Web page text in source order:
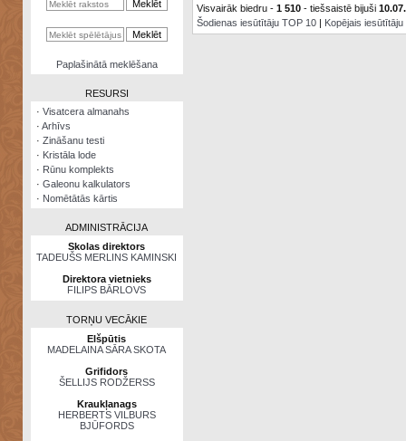
kalkulators
NomētātāsPaplašinātā meklēšana
RESURSI
· Visatcera almanahs
· Arhīvs
· Zināšanu testi
· Kristāla lode
· Rūnu komplekts
· Galeonu kalkulators
· Nomētātās kārtis
ADMINISTRĀCIJA
Skolas direktors
TADEUŠS MERLINS KAMINSKI
Direktora vietnieks
FILIPS BĀRLOVS
TORŅU VECĀKIE
Elšpūtis
MADELAINA SĀRA SKOTA
Grifidors
ŠELLIJS RODŽERSS
Kraukļanags
HERBERTS VILBURS
BJŪFORDS
Visvairāk biedru - 1 510- tiešsaistē bijuši
Šodienas iesūtītāju TOP 10| Kopējais iesūtītāju